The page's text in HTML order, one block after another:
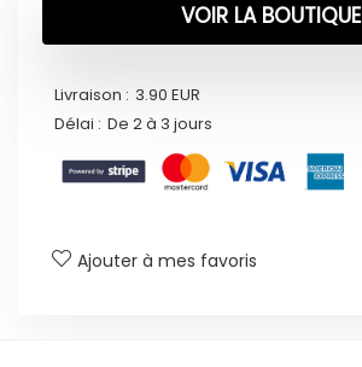
VOIR LA BOUTIQUE
Livraison : 3.90 EUR
Délai : De 2 à 3 jours
Ajouter à mes favoris